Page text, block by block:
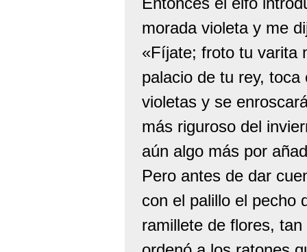
morada violeta y me
«Fíjate; froto tu varita
palacio de tu rey,
violetas y se
más riguroso del
aún algo más por
Pero antes de dar
con el palillo el pecho
ramillete de flores,